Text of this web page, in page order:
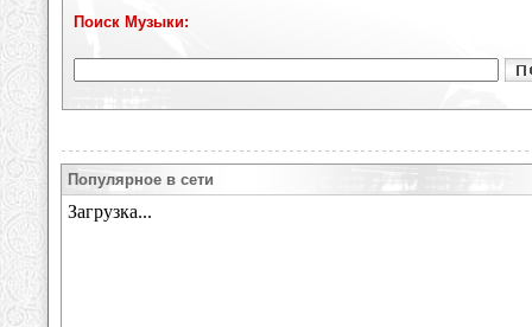
Поиск Музыки:
Популярное в сети